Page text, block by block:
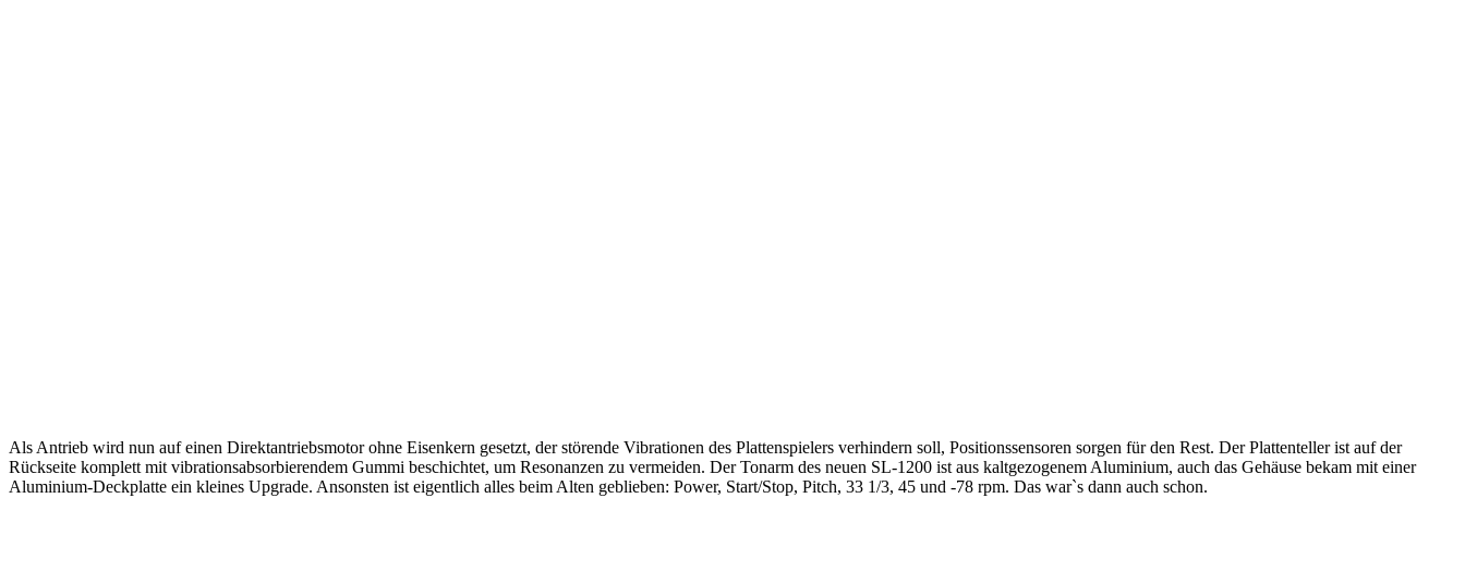
Als Antrieb wird nun auf einen Direktantriebsmotor ohne Eisenkern gesetzt, der störende Vibrationen des Plattenspielers verhindern soll, Positionssensoren sorgen für den Rest. Der Plattenteller ist auf der
Rückseite komplett mit vibrationsabsorbierendem Gummi beschichtet, um Resonanzen zu vermeiden. Der Tonarm des neuen SL-1200 ist aus kaltgezogenem Aluminium, auch das Gehäuse bekam mit einer
Aluminium-Deckplatte ein kleines Upgrade. Ansonsten ist eigentlich alles beim Alten geblieben: Power, Start/Stop, Pitch, 33 1/3, 45 und -78 rpm. Das war`s dann auch schon.